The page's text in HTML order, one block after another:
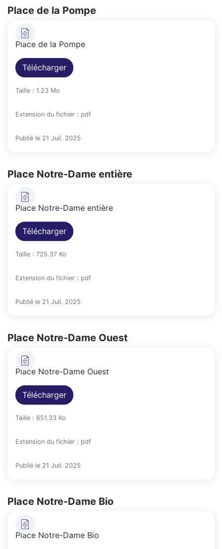
Place de la Pompe
Place de la Pompe
Télécharger
Taille : 1.23 Mo
Extension du fichier : pdf
Publié le 21 Juil. 2025
Place Notre-Dame entière
Place Notre-Dame entière
Télécharger
Taille : 725.37 Ko
Extension du fichier : pdf
Publié le 21 Juil. 2025
Place Notre-Dame Ouest
Place Notre-Dame Ouest
Télécharger
Taille : 651.33 Ko
Extension du fichier : pdf
Publié le 21 Juil. 2025
Place Notre-Dame Bio
Place Notre-Dame Bio